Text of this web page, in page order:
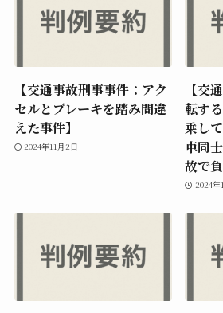
【交通事故刑事事件：アク
セルとブレーキを踏み間違
えた事件】
2024年11月2日
【交
転す
乗し
車同
故で
2024年